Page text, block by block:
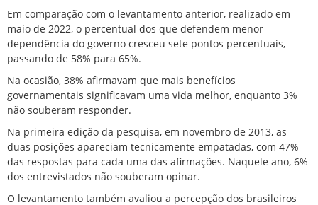
Em comparação com o levantamento anterior, realizado em
maio de 2022, o percentual dos que defendem menor
dependência do governo cresceu sete pontos percentuais,
passando de 58% para 65%.
Na ocasião, 38% afirmavam que mais benefícios
governamentais significavam uma vida melhor, enquanto 3%
não souberam responder.
Na primeira edição da pesquisa, em novembro de 2013, as
duas posições apareciam tecnicamente empatadas, com 47%
das respostas para cada uma das afirmações. Naquele ano, 6%
dos entrevistados não souberam opinar.
O levantamento também avaliou a percepção dos brasileiros